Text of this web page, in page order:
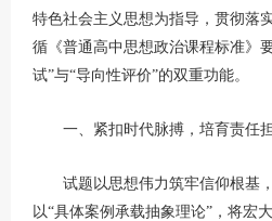
特色社会主义思想为指导，贯彻落
循《普通高中思想政治课程标准》
试”与“导向性评价”的双重功能。
一、紧扣时代脉搏，培育责任
试题以思想伟力筑牢信仰根基，
以“具体案例承载抽象理论”，将宏